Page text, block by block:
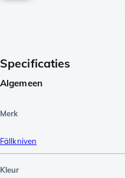
Specificaties
Algemeen
Merk
Fällkniven
Kleur